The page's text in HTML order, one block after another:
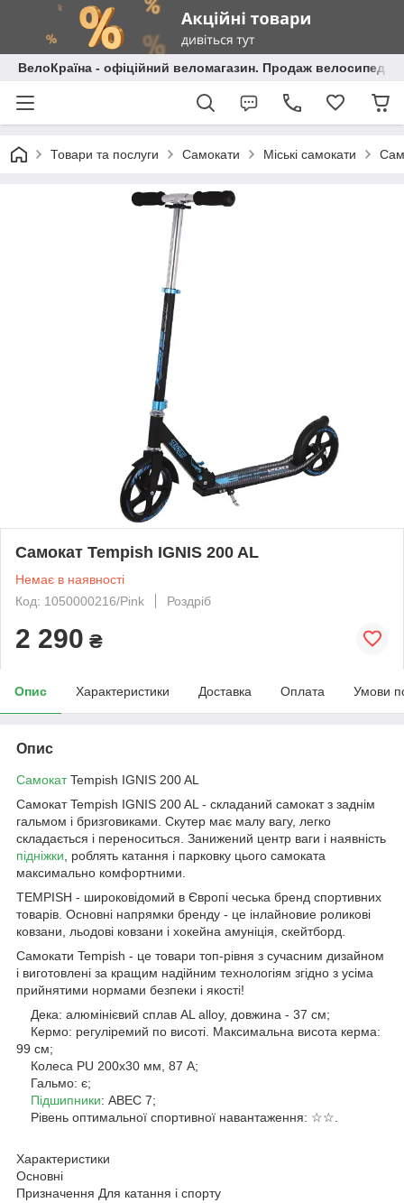
ВелоКраїна - офіційний веломагазин. Продаж велосипедів
Товари та послуги Самокати Міські самокати
Самокат Tempish IGNIS 200 AL
Немає в наявності
Код: 1050000216/Pink
Роздріб
2 290 ₴
Опис Характеристики Доставка Оплата Умови
Опис
СамокатTempish IGNIS 200 AL
Самокат Tempish IGNIS 200 AL - складаний самокат з заднім
гальмом і бризговиками. Скутер має малу вагу, легко
складається і переноситься. Занижений центр ваги і наявність
підніжки , роблять катання і парковку цього самоката
максимально комфортними.
TEMPISH - широковідомий в Європі чеська бренд спортивних
товарів. Основні напрямки бренду - це інлайновие роликові
ковзани, льодові ковзани і хокейна амуніція, скейтборд.
Самокати Tempish - це товари топ-рівня з сучасним дизайном
і виготовлені за кращим надійним технологіям згідно з усіма
прийнятими нормами безпеки і якості!
Дека: алюмінієвий сплав AL alloy, довжина - 37 см;
Кермо: регуліремий по висоті. Максимальна висота керма:
99 см;
Колеса PU 200x30 мм, 87 А;
Гальмо: є;
Підшипники: ABEC 7;
Рівень оптимальної спортивної навантаження: ☆☆.
Характеристики
Основні
Призначення Для катання і спорту